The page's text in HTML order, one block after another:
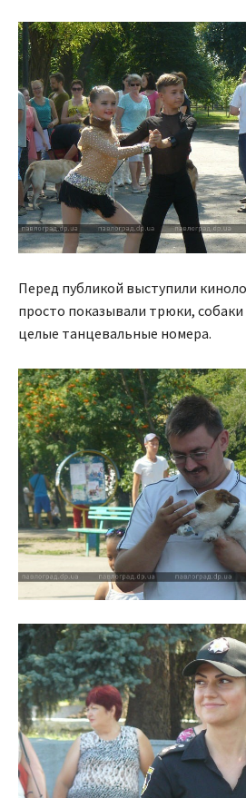
Перед публикой выступили
просто показывали трюки,
целые танцевальные номера.